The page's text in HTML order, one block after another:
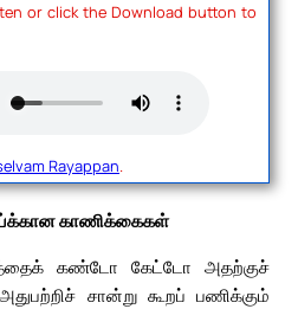
or click the Download button to
Rayappan.
காணிக்கைகள்
கண்டோ கேட்டோ அதற்குச்
சான்று கூறப் பணிக்கும்